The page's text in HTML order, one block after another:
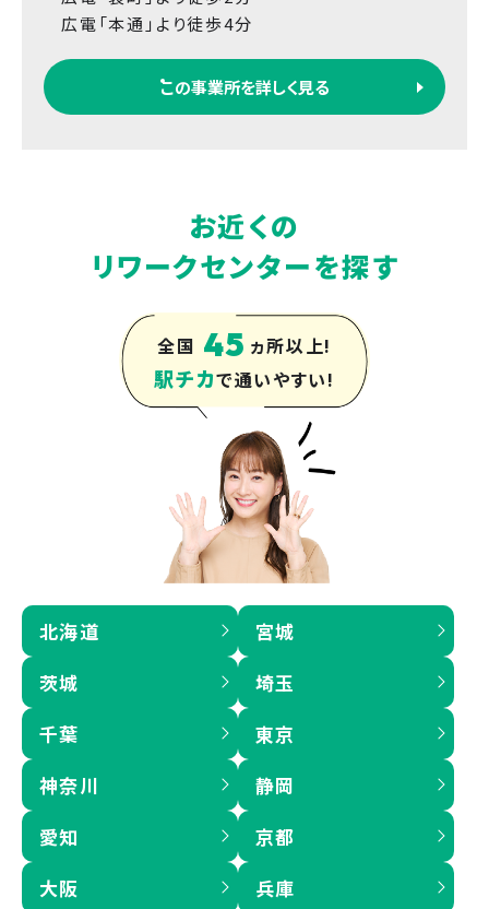
広電「本通」より徒歩4分
この事業所を詳しく見る
お近くの
リワークセンターを探す
全国 45 ヵ所以上!
駅チカで通いやすい!
北海道
宮城
茨城
埼玉
千葉
東京
神奈川
静岡
愛知
京都
大阪
兵庫